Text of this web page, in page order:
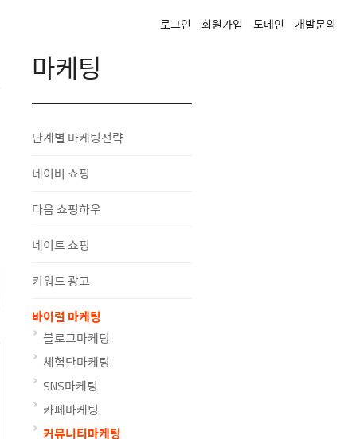
로그인 회원가입 도메인 개발문의
마케팅
단계별 마케팅전략
네이버 쇼핑
다음 쇼핑하우
네이트 쇼핑
키워드 광고
바이럴 마케팅
블로그마케팅
체험단마케팅
SNS마케팅
카페마케팅
커뮤니티마케팅